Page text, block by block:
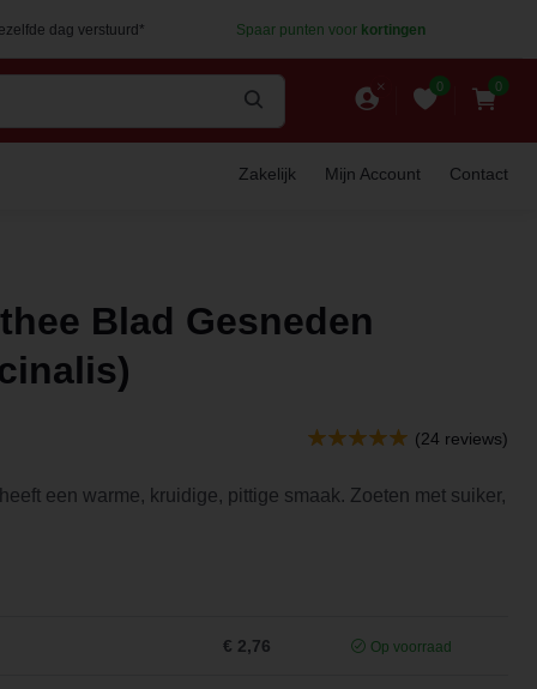
dag verstuurd* Spaar punten voor kortingen
0 0
Zakelijk Mijn Account Contact
Blad Gesneden
(24 reviews)
een warme, kruidige, pittige smaak. Zoeten met suiker,
€ 2,76 Op voorraad